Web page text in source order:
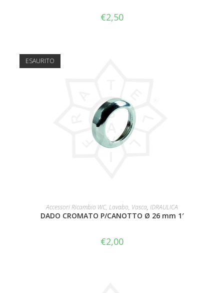
€2,50
ESAURITO
LEGGI TUTTO
Accessori Ricambio WC, Lavabo, Vasca, IDRAULICA
DADO CROMATO P/CANOTTO Ø 26 mm 1′
€2,00